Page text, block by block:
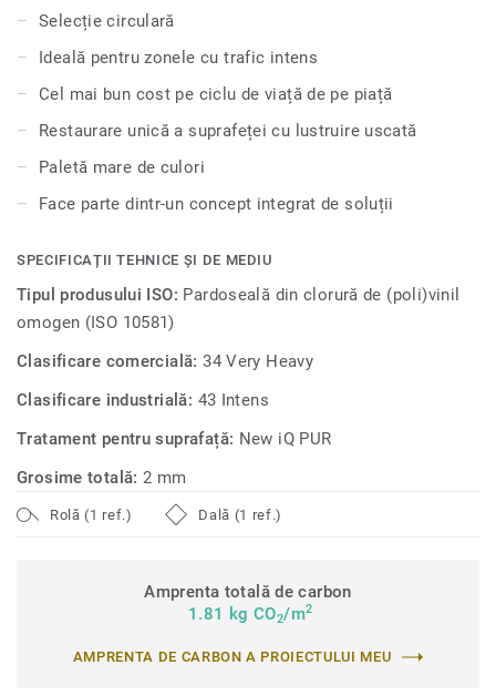
sau ceară, o simplă șlefuire uscată este suficientă pentru a
reda aspectul original acestei podele. Datorită unei game
de formate și accesorii coordonate, inclusiv opțiuni de
pardoseli acustice, antistatice și rezistente la alunecare, iQ
colecție face parte din selecția noastră circulară.
Selecție circulară
Ideală pentru zonele cu trafic intens
Cel mai bun cost pe ciclu de viață de pe piață
Restaurare unică a suprafeței cu lustruire uscată
Paletă mare de culori
Face parte dintr-un concept integrat de soluții
SPECIFICAȚII TEHNICE ȘI DE MEDIU
Tipul produsului ISO: Pardoseală din clorură de (poli)vinil
omogen (ISO 10581)
Clasificare comercială:34 Very Heavy
Clasificare industrială: 43 Intens
Tratament pentru suprafață: New iQ PUR
Grosime totală:2 mm
Rolă (1 ref.) Dală (1 ref.)
Amprenta totală de carbon
1.81 kg CO2/m2
AMPRENTA DE CARBON A PROIECTULUI MEU